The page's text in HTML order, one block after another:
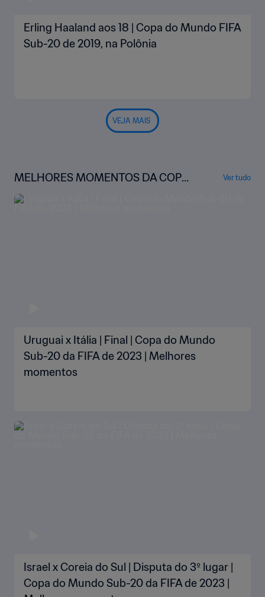
Erling Haaland aos 18 | Copa do Mundo FIFA
Sub-20 de 2019, na Polônia
VEJA MAIS
MELHORES MOMENTOS DA COPA
DO MUNDO SUB-20 DA FIFA ARGE
NTINA 2023™
Ver tudo
Uruguai x Itália | Final | Copa do Mundo
Sub-20 da FIFA de 2023 | Melhores
momentos
Israel x Coreia do Sul | Disputa do 3º lugar |
Copa do Mundo Sub-20 da FIFA de 2023 |